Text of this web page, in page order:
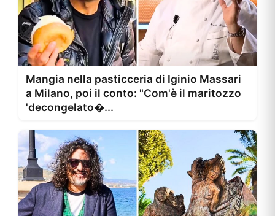
Mangia nella pasticceria di Iginio Massari
a Milano, poi il conto: "Com'è il maritozzo
'decongelato�...